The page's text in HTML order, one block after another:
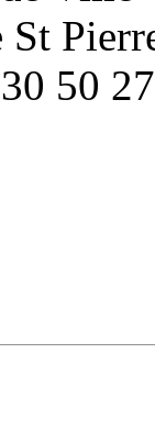
St
50 27